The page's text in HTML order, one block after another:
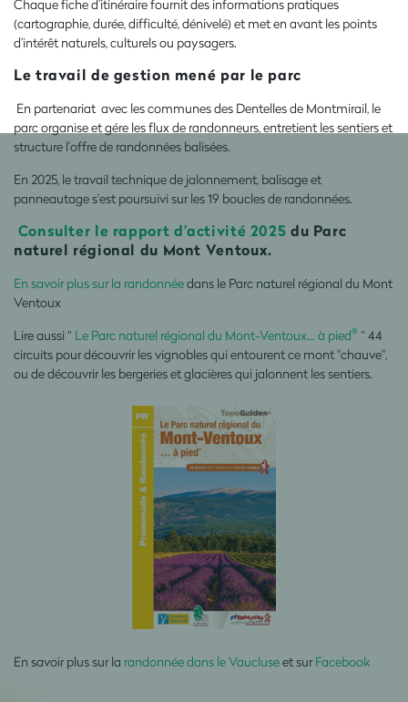
Chaque fiche d’itinéraire fournit des informations pratiques
(cartographie, durée, difficulté, dénivelé) et met en avant les points
d’intérêt naturels, culturels ou paysagers.
Le travail de gestion mené par le parc
En partenariat avec les communes des Dentelles de Montmirail, le
parc organise et gére les flux de randonneurs, entretient les sentiers et
structure l’offre de randonnées balisées.
En 2025, le travail technique de jalonnement, balisage et
panneautage s'est poursuivi sur les 19 boucles de randonnées.
Consulter le rapport d’activité 2025 du Parc
naturel régional du Mont Ventoux.
En savoir plus sur la randonnéedans le Parc naturel régional du Mont
Ventoux
Lire aussi “ Le Parc naturel régional du Mont-Ventoux… à pied® “ 44
circuits pour découvrir les vignobles qui entourent ce mont "chauve",
ou de découvrir les bergeries et glacières qui jalonnent les sentiers.
En savoir plus sur la randonnée dans le Vaucluseet sur Facebook